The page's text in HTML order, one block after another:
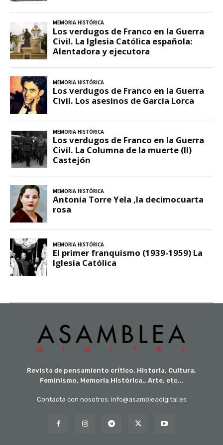
Revista de pensamiento crítico, Historia, Cultura,
Feminismo, Memoria Histórica., Arte, etc...
Contacta con nosotros: info@asambleadigital.es